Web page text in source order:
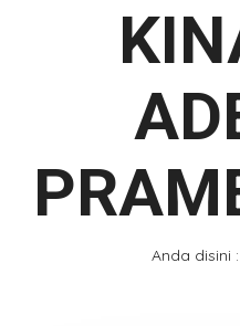
Anda disini :